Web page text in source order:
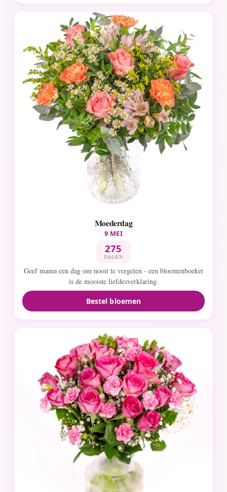
Moederdag
9 MEI
275
DAGEN
Geef mama een dag om nooit te vergeten - een bloemenboeket
is de mooiste liefdesverklaring.
Bestel bloemen